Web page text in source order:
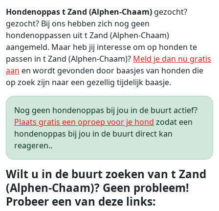
Hondenoppas t Zand (Alphen-Chaam) gezocht?
gezocht? Bij ons hebben zich nog geen
hondenoppassen uit t Zand (Alphen-Chaam)
aangemeld. Maar heb jij interesse om op honden te
passen in t Zand (Alphen-Chaam)? Meld je dan nu gratis
aan en wordt gevonden door baasjes van honden die
op zoek zijn naar een gezellig tijdelijk baasje.
Nog geen hondenoppas bij jou in de buurt actief?
Plaats gratis een oproep voor je hond zodat een
hondenoppas bij jou in de buurt direct kan
reageren..
Wilt u in de buurt zoeken van t Zand
(Alphen-Chaam)? Geen probleem!
Probeer een van deze links: